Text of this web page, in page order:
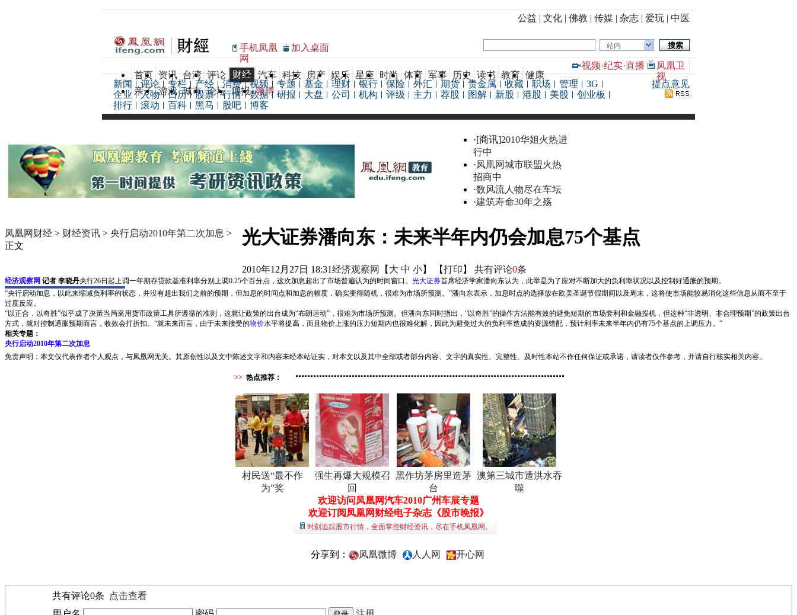
公益 | 文化 | 佛教 | 传媒 | 杂志 | 爱玩 | 中医
手机凤凰
网
加入桌面 站内
首页 资讯 台湾 评论 财经 汽车 科技 房产 娱乐 星座 时尚 体育 军事 历史 读书 教育 健康
亲子 游戏 城市 论坛 博报 微博
视频·纪实·直播
凤凰卫
视
新闻 评论 专栏 产经 消费 视频 专题 基金 理财 银行 保险 外汇 期货 贵金属 收藏 职场 管理
3G
企业
人物 日历 股票 行情 数据 研报 大盘 公司 机构 评级 主力 荐股 图解 新股 港股 美股
创业板
排行
滚动 百科 黑马 股吧 博客
提点意见
·[商讯]2010华姐火热进
行中
·凤凰网城市联盟火热
招商中
·数风流人物尽在车坛
·建筑寿命30年之殇
凤凰网财经 > 财经资讯 > 央行启动2010年第二次加息 >
正文
光大证券潘向东：未来半年内仍会加息75个基点
2010年12月27日 18:31经济观察网 【 大 中 小】 【打印 】 共有评论0条
经济观察网 记者 李晓丹央行26日起上调一年期存贷款基准利率分别上调0.25个百分点，这次加息超出了市场普遍认为的时间窗口。 光大证券首席经济学家潘向东认为，此举是为了应对不断加大的负利率状况以及控制好通胀的预期。
“央行启动加息，以此来缩减负利率的状态，并没有超出我们之前的预期，但加息的时间点和加息的幅度，确实变得随机，很难为市场所预测。”潘向东表示，加息时点的选择放在欧美圣诞节假期间以及周末，这将使市场能较易消化这些信息从而不至于
过度反应。
“以正合，以奇胜”似乎成了决策当局采用货币政策工具所遵循的准则，这就让政策的出台成为“布朗运动”，很难为市场所预测。但潘向东同时指出，“以奇胜”的操作方法能有效的避免短期的市场套利和金融投机，但这种“非透明、非合理预期”的政策出台
方式，就对控制通胀预期而言，收效会打折扣。“就未来而言，由于未来接受的物价水平将提高，而且物价上涨的压力短期内也很难化解，因此为避免过大的负利率造成的资源错配，预计利率未来半年内仍有75个基点的上调压力。”
相关专题：
央行启动2010年第二次加息
免责声明：本文仅代表作者个人观点，与凤凰网无关。其原创性以及文中陈述文字和内容未经本站证实，对本文以及其中全部或者部分内容、文字的真实性、完整性、及时性本站不作任何保证或承诺，请读者仅作参考，并请自行核实相关内容。
>> 热点推荐：
村民送“最不作
为”奖
强生再爆大规模召
回
黑作坊茅房里造茅
台
澳第三城市遭洪水吞
噬
欢迎访问凤凰网汽车2010广州车展专题
欢迎订阅凤凰网财经电子杂志《股市晚报》
时刻追踪股市行情，全面掌控财经资讯，尽在手机凤凰网。
分享到： 凤凰微博 人人网 开心网
共有评论0条
点击查看